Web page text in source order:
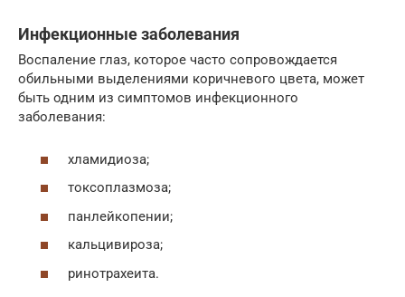
Инфекционные заболевания
Воспаление глаз, которое часто сопровождается
обильными выделениями коричневого цвета, может
быть одним из симптомов инфекционного
заболевания:
хламидиоза;
токсоплазмоза;
панлейкопении;
кальцивироза;
ринотрахеита.